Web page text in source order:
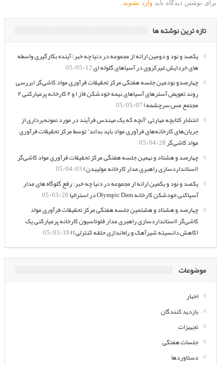
برای نوشتن دیدگاه باید وارد بشوید.
تازه ترین نوشته ها
یکصد و نود و دومین ارائه از مجموعه در دنیا چه خبر: آینده بکارگیری واسطه
های خردایش غیرکروی در آسیاهای گلوله ای05/05/12
چهارصدو نودمین جلسه هفتگی مرکز تحقیقات فرآوری مواد کاشی‌گر (بررسی
روند تعویض آسترهای آسیاهای نیمه خودشکن فاز ۱ و ۲ کارخانه پرعیارکنی ۲
مجتمع مس سرچشمه)05/05/07
انتشار کتابچه مهارتی “آنچه که یک مهندس فرآیند در مورد نمونه‌برداری از
جریان‌های کارخانه‌های فرآوری مواد باید بداند” توسط مرکز تحقیقات فرآوری
مواد کاشی‌گر05/04/28
چهارصد و هشتاد و نهمین جلسه هفتگی مرکز تحقیقات فرآوری مواد کاشی‌گر
(استانداردسازی راهبری مدار کارخانه مولیبدن)05/04/03
یکصد و نود و یکمین ارائه از مجموعه در دنیا چه خبر: رفع گلوگاه های مدار
آسیاکنی خودشکن کارخانه Olympic Dam در استرالیا
05/03/26
چهارصد و هشتاد و هشتمین جلسه هفتگی مرکز تحقیقات فرآوری مواد
کاشی‌گر (استانداردسازی راهبری مدار فلوتاسیون کارخانه پرعیارکنی یک
(کاهش دانسیته شیرآهک و راه‌اندازی حلقه کنترلی))05/03/18
موضوعات
اخبار
بازدید کنندگان
تجهیزات
جلسات هفتگی
دستاوردها